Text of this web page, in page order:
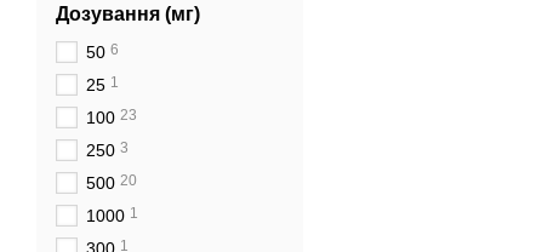
Дозування (мг)
50 6
25 1
100 23
250 3
500 20
1000 1
1